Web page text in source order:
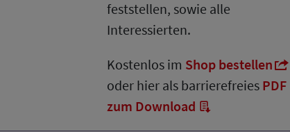
feststellen, sowie alle
Interessierten.
Kostenlos im Shop bestellen
oder hier als barrierefreies PDF
zum Download